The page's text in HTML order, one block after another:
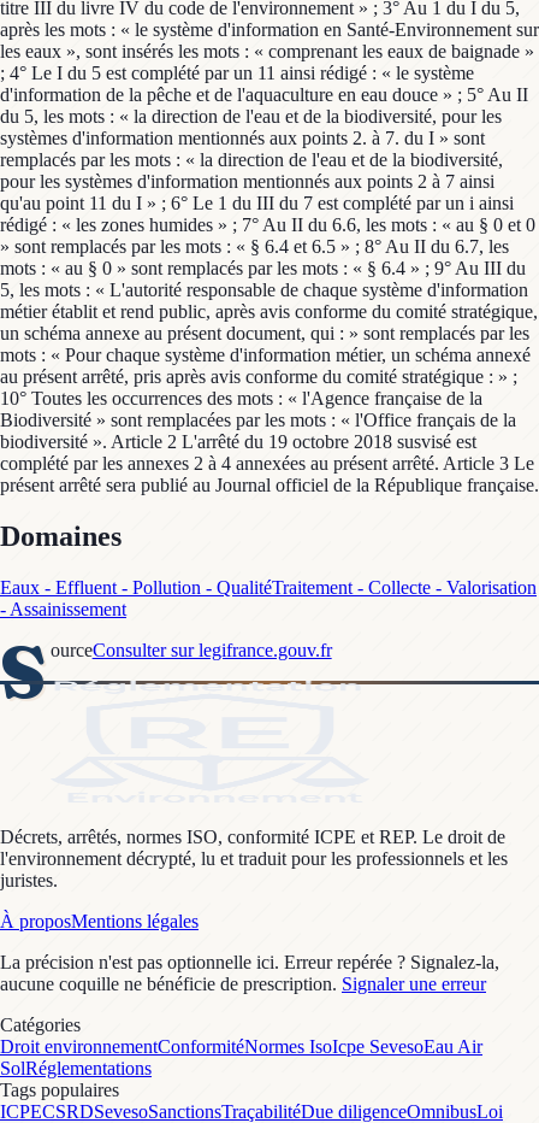
titre III du livre IV du code de l'environnement » ; 3° Au 1 du I du 5,
après les mots : « le système d'information en Santé-Environnement sur
les eaux », sont insérés les mots : « comprenant les eaux de baignade »
; 4° Le I du 5 est complété par un 11 ainsi rédigé : « le système
d'information de la pêche et de l'aquaculture en eau douce » ; 5° Au II
du 5, les mots : « la direction de l'eau et de la biodiversité, pour les
systèmes d'information mentionnés aux points 2. à 7. du I » sont
remplacés par les mots : « la direction de l'eau et de la biodiversité,
pour les systèmes d'information mentionnés aux points 2 à 7 ainsi
qu'au point 11 du I » ; 6° Le 1 du III du 7 est complété par un i ainsi
rédigé : « les zones humides » ; 7° Au II du 6.6, les mots : « au § 0 et 0
» sont remplacés par les mots : « § 6.4 et 6.5 » ; 8° Au II du 6.7, les
mots : « au § 0 » sont remplacés par les mots : « § 6.4 » ; 9° Au III du
5, les mots : « L'autorité responsable de chaque système d'information
métier établit et rend public, après avis conforme du comité stratégique,
un schéma annexe au présent document, qui : » sont remplacés par les
mots : « Pour chaque système d'information métier, un schéma annexé
au présent arrêté, pris après avis conforme du comité stratégique : » ;
10° Toutes les occurrences des mots : « l'Agence française de la
Biodiversité » sont remplacées par les mots : « l'Office français de la
biodiversité ». Article 2 L'arrêté du 19 octobre 2018 susvisé est
complété par les annexes 2 à 4 annexées au présent arrêté. Article 3 Le
présent arrêté sera publié au Journal officiel de la République française.
Domaines
Eaux - Effluent - Pollution - QualitéTraitement - Collecte - Valorisation
- Assainissement
S ourceConsulter sur legifrance.gouv.fr
Décrets, arrêtés, normes ISO, conformité ICPE et REP. Le droit de
l'environnement décrypté, lu et traduit pour les professionnels et les
juristes.
À proposMentions légales
La précision n'est pas optionnelle ici. Erreur repérée ? Signalez-la,
aucune coquille ne bénéficie de prescription. Signaler une erreur
Catégories
Droit environnementConformitéNormes IsoIcpe SevesoEau Air
SolRéglementations
Tags populaires
ICPECSRDSevesoSanctionsTraçabilitéDue diligenceOmnibusLoi